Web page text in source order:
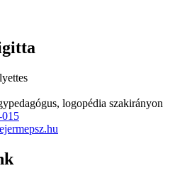
logopédia szakirányon